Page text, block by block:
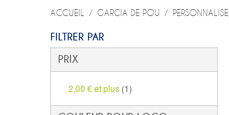
ACCUEIL / GARCIA DE POU / PERSONNALISE
FILTRER PAR
PRIX
2,00 €et plus (1)